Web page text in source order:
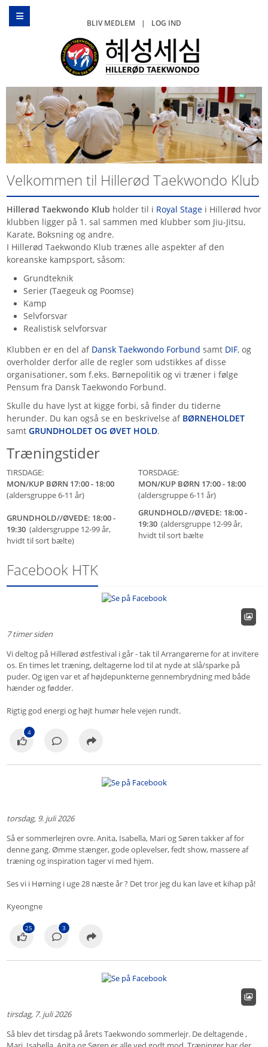
BLIV MEDLEM | LOG IND
Velkommen til Hillerød Taekwondo Klub
Hillerød Taekwondo Klub holder til i Royal Stagei Hillerød hvor
klubben ligger på 1. sal sammen med klubber som Jiu-Jitsu,
Karate, Boksning og andre.
I Hillerød Taekwondo Klub trænes alle aspekter af den
koreanske kampsport, såsom:
Grundteknik
Serier (Taegeuk og Poomse)
Kamp
Selvforsvar
Realistisk selvforsvar
Klubben er en del af Dansk Taekwondo Forbund samt DIF, og
overholder derfor alle de regler som udstikkes af disse
organisationer, som f.eks. Børnepolitik og vi træner i følge
Pensum fra Dansk Taekwondo Forbund.
Skulle du have lyst at kigge forbi, så finder du tiderne
herunder. Du kan også se en beskrivelse af BØRNEHOLDET
samt GRUNDHOLDET OG ØVET HOLD.
Træningstider
TIRSDAGE:
MON/KUP BØRN 17:00 - 18:00
(aldersgruppe 6-11 år)
GRUNDHOLD//ØVEDE: 18:00 -
19:30(aldersgruppe 12-99 år,
hvidt til sort bælte)
TORSDAGE:
MON/KUP BØRN 17:00 - 18:00
(aldersgruppe 6-11 år)
GRUNDHOLD//ØVEDE: 18:00 -
19:30(aldersgruppe 12-99 år,
hvidt til sort bælte
Facebook HTK
7 timer siden
Vi deltog på Hillerød østfestival i går - tak til Arrangørerne for at invitere
os. En times let træning, deltagerne lod til at nyde at slå/sparke på
puder. Og igen var et af højdepunkterne gennembrydning med både
hænder og fødder.
Rigtig god energi og højt humør hele vejen rundt.
4
torsdag, 9. juli 2026
Så er sommerlejren ovre. Anita, Isabella, Mari og Søren takker af for
denne gang. Ømme stænger, gode oplevelser, fedt show, massere af
træning og inspiration tager vi med hjem.
Ses vi i Hørning i uge 28 næste år ? Det tror jeg du kan lave et kihap på!
Kyeongne
25 3
tirsdag, 7. juli 2026
Så blev det tirsdag på årets Taekwondo sommerlejr. De deltagende ,